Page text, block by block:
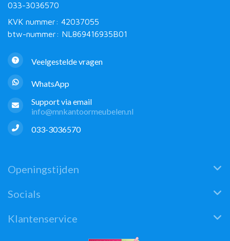
033-3036570
KVK nummer: 42037055
btw-nummer: NL869416935B01
Veelgestelde vragen
WhatsApp
Support via email
info@mnkantoormeubelen.nl
033-3036570
Openingstijden
Socials
Klantenservice